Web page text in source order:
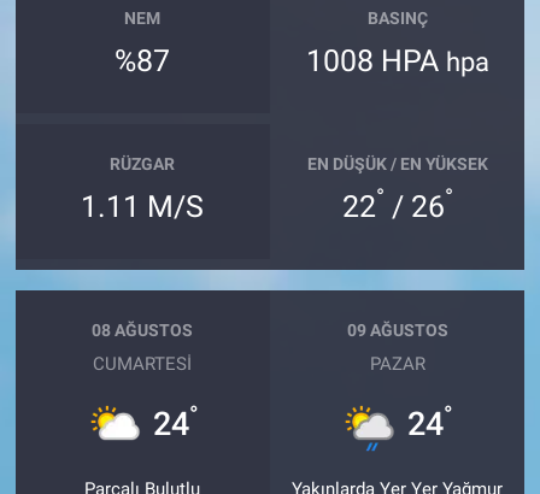
NEM
%87
BASINÇ
1008 HPA hpa
RÜZGAR
1.11 M/S
EN DÜŞÜK / EN YÜKSEK
22° / 26°
08 AĞUSTOS
CUMARTESI
24°
Parçalı Bulutlu
09 AĞUSTOS
PAZAR
24°
Yakınlarda Yer Yer Yağmur